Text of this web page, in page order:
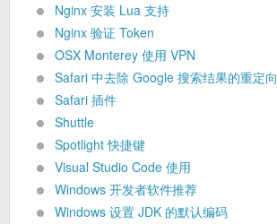
Nginx 安装 Lua 支持
Nginx 验证 Token
OSX Monterey 使用 VPN
Safari 中去除 Google 搜索结果的重定向
Safari 插件
Shuttle
Spotlight 快捷键
Visual Studio Code 使用
Windows 开发者软件推荐
Windows 设置 JDK 的默认编码